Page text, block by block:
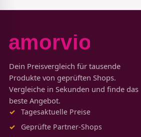
Dein Preisvergleich für tausende
Produkte von geprüften Shops.
Vergleiche in Sekunden und finde das
beste Angebot.
Tagesaktuelle Preise
Geprüfte Partner-Shops